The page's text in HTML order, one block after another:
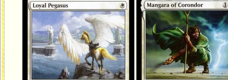
Pégase loyal Mangara de Corondor